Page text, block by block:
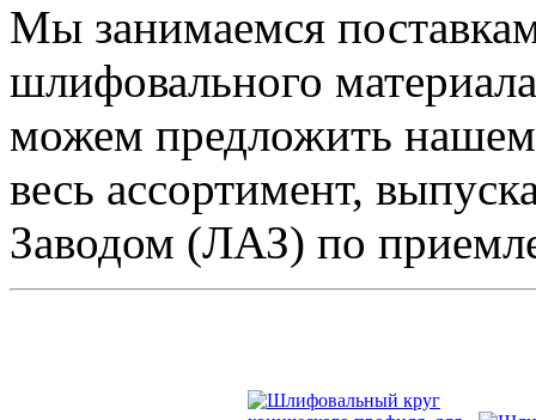
Мы занимаемся
шлифовального
можем предложить
весь ассортимент,
Заводом (ЛАЗ) по